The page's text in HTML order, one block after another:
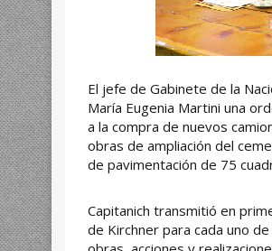
El jefe de Gabinete de la
María Eugenia Martini una
a la compra de nuevos
obras de ampliación del
de pavimentación de 75
Capitanich transmitió en
de Kirchner para cada uno